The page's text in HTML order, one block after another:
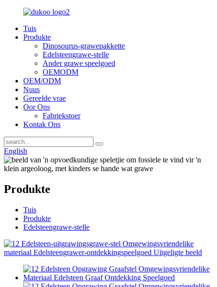
Tuis
Produkte
Dinosourus-grawepakkette
Edelsteengrawe-stelle
Ander grawe speelgoed
OEMODM
OEM/ODM
Nuus
Gereelde vrae
Oor Ons
Fabriekstoer
Kontak Ons
English
Produkte
Tuis
Produkte
Edelsteengrawe-stelle